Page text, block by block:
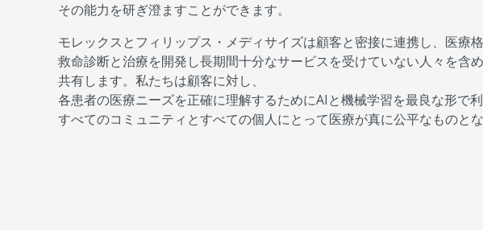
その能力を研ぎ澄ますことができます。
モレックスとフィリップス・メディサイズは顧客と密接に連携し、医療
救命診断と治療を開発し長期間十分なサービスを受けていない人々を含
共有します。私たちは顧客に対し、
各患者の医療ニーズを正確に理解するためにAIと機械学習を最良な形で
すべてのコミュニティとすべての個人にとって医療が真に公平なものと